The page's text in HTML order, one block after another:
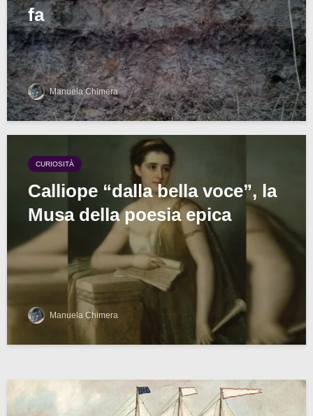
fa
Manuela Chimera
CURIOSITÀ
Calliope “dalla bella voce”, la
Musa della poesia epica
Manuela Chimera